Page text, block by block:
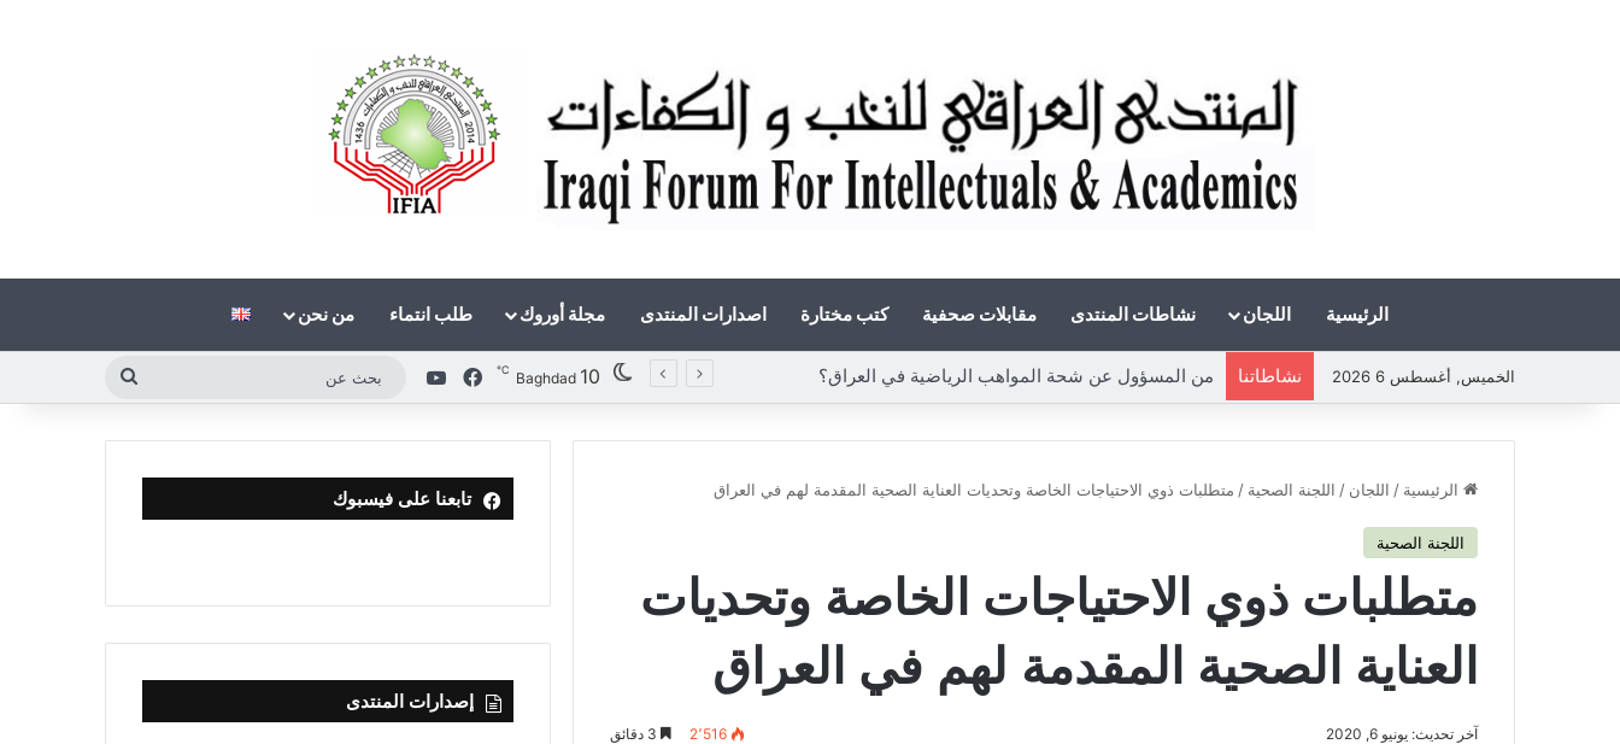
الرئيسية اللجان نشاطات المنتدى مقابلات صحفية كتب مختارة اصدارات المنتدى مجلة أوروك طلب انتماء من نحن
الخميس, أغسطس 6 2026 نشاطاتنا Baghdad 10
℃ فيسبوك‫YouTube
الرئيسية / اللجان / اللجنة الصحية / متطلبات ذوي الاحتياجات الخاصة وتحديات العناية الصحية المقدمة لهم في العراق
اللجنة الصحية
متطلبات ذوي الاحتياجات الخاصة وتحديات
العناية الصحية المقدمة لهم في العراق
آخر تحديث: يونيو 6, 2020 2٬516
تابعنا على فيسبوك
إصدارات المنتدى